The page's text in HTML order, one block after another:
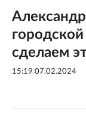
сделаем
15:19 07.02.2024